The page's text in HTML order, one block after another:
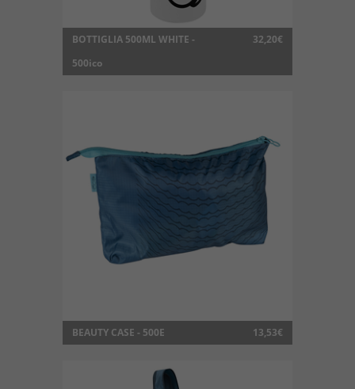
BOTTIGLIA 500ML WHITE -
500ico
32,20€
BEAUTY CASE - 500E 13,53€